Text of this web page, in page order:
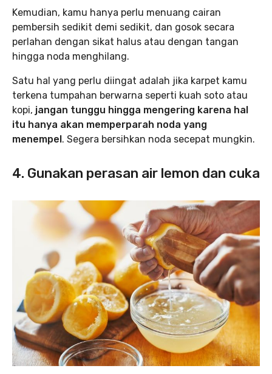
Kemudian, kamu hanya perlu menuang cairan
pembersih sedikit demi sedikit, dan gosok secara
perlahan dengan sikat halus atau dengan tangan
hingga noda menghilang.
Satu hal yang perlu diingat adalah jika karpet kamu
terkena tumpahan berwarna seperti kuah soto atau
kopi, jangan tunggu hingga mengering karena hal
itu hanya akan memperparah noda yang
menempel. Segera bersihkan noda secepat mungkin.
4. Gunakan perasan air lemon dan cuka